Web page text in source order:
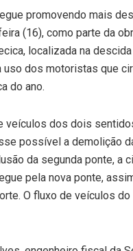
promovendo mais
(16), como parte da
localizada na
uso dos motoristas que
do ano.
veículos dos dois
possível a demolição
da segunda ponte,
pela nova ponte,
O fluxo de veículos